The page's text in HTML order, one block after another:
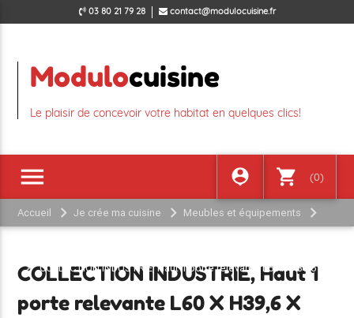
03 80 21 79 28 contact@modulocuisine.fr
Modulocuisine
Le plaisir de concevoir votre habitat en quelques clics!
person_pin shopping_cart (0)
menu
Accueil Je crée ma cuisine Meubles et équipements
COLLECTION INDUSTRIE, Haut 1 porte relevante L60 X H39,6 X
COLLECTION INDUSTRIE, Haut 1
porte relevante L60 X H39,6 X